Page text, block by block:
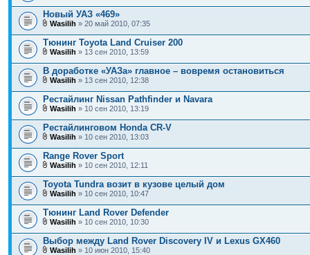
Новый УАЗ «469»
Wasilih » 20 май 2010, 07:35
Тюнинг Toyota Land Cruiser 200
Wasilih » 13 сен 2010, 13:59
В доработке «УАЗа» главное – вовремя остановиться
Wasilih » 13 сен 2010, 12:38
Рестайлинг Nissan Pathfinder и Navara
Wasilih » 10 сен 2010, 13:19
Рестайлинговом Honda CR-V
Wasilih » 10 сен 2010, 13:03
Range Rover Sport
Wasilih » 10 сен 2010, 12:11
Toyota Tundra возит в кузове целый дом
Wasilih » 10 сен 2010, 10:47
Тюнинг Land Rover Defender
Wasilih » 10 сен 2010, 10:30
Выбор между Land Rover Discovery IV и Lexus GX460
Wasilih » 10 июн 2010, 15:40